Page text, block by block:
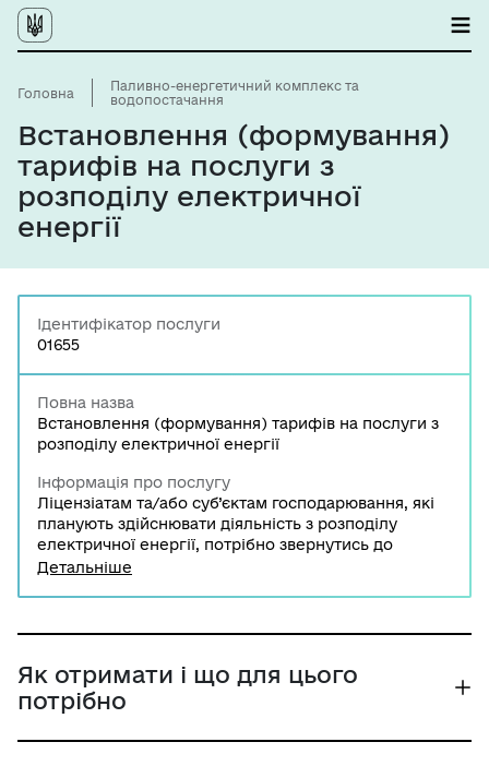
Головна
Паливно-енергетичний комплекс та
водопостачання
Встановлення (формування)
тарифів на послуги з
розподілу електричної
енергії
Ідентифікатор послуги
01655
Повна назва
Встановлення (формування) тарифів на послуги з
розподілу електричної енергії
Інформація про послугу
Ліцензіатам та/або суб’єктам господарювання, які
планують здійснювати діяльність з розподілу
електричної енергії, потрібно звернутись до
НКРЕКП для встановлення тарифів на послуги з
Детальніше
Як отримати і що для цього
потрібно